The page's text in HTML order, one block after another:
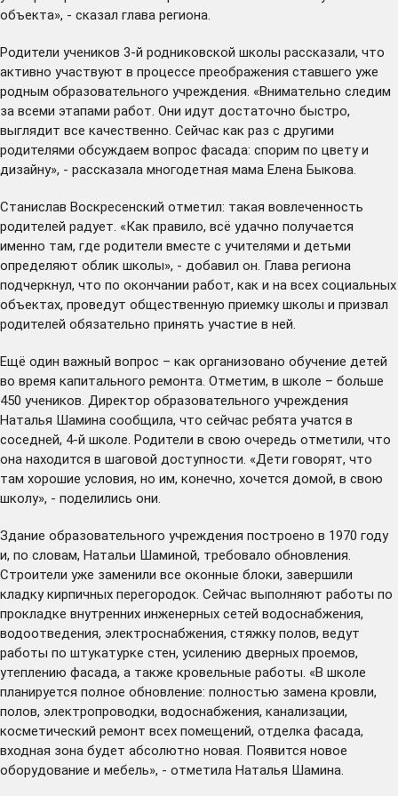
объекта», - сказал глава региона.
Родители учеников 3-й родниковской школы рассказали, что
активно участвуют в процессе преображения ставшего уже
родным образовательного учреждения. «Внимательно следим
за всеми этапами работ. Они идут достаточно быстро,
выглядит все качественно. Сейчас как раз с другими
родителями обсуждаем вопрос фасада: спорим по цвету и
дизайну», - рассказала многодетная мама Елена Быкова.
Станислав Воскресенский отметил: такая вовлеченность
родителей радует. «Как правило, всё удачно получается
именно там, где родители вместе с учителями и детьми
определяют облик школы», - добавил он. Глава региона
подчеркнул, что по окончании работ, как и на всех социальных
объектах, проведут общественную приемку школы и призвал
родителей обязательно принять участие в ней.
Ещё один важный вопрос – как организовано обучение детей
во время капитального ремонта. Отметим, в школе – больше
450 учеников. Директор образовательного учреждения
Наталья Шамина сообщила, что сейчас ребята учатся в
соседней, 4-й школе. Родители в свою очередь отметили, что
она находится в шаговой доступности. «Дети говорят, что
там хорошие условия, но им, конечно, хочется домой, в свою
школу», - поделились они.
Здание образовательного учреждения построено в 1970 году
и, по словам, Натальи Шаминой, требовало обновления.
Строители уже заменили все оконные блоки, завершили
кладку кирпичных перегородок. Сейчас выполняют работы по
прокладке внутренних инженерных сетей водоснабжения,
водоотведения, электроснабжения, стяжку полов, ведут
работы по штукатурке стен, усилению дверных проемов,
утеплению фасада, а также кровельные работы. «В школе
планируется полное обновление: полностью замена кровли,
полов, электропроводки, водоснабжения, канализации,
косметический ремонт всех помещений, отделка фасада,
входная зона будет абсолютно новая. Появится новое
оборудование и мебель», - отметила Наталья Шамина.